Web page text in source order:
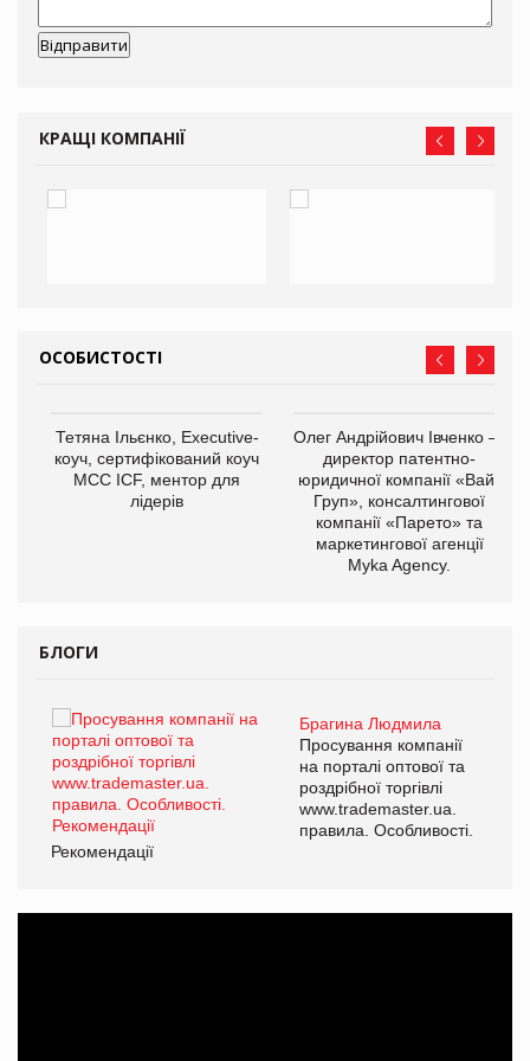
КРАЩІ КОМПАНІЇ
ОСОБИСТОСТІ
Тетяна Ільєнко, Executive-
коуч, сертифікований коуч
МСС ICF, ментор для
лідерів
Олег Андрійович Івченко —
директор патентно-
юридичної компанії «Вайз
Груп», консалтингової
компанії «Парето» та
маркетингової агенції
Myka Agency.
БЛОГИ
Брагина Людмила
Просування компанії
на порталі оптової та
роздрібної торгівлі
www.trademaster.ua.
правила. Особливості.
Рекомендації